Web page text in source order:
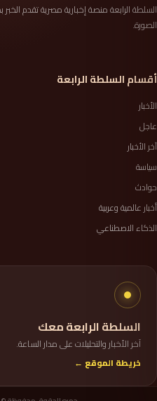
السلطة الرابعة منصة إخبارية مصرية تقدم
الصورة.
أقسام السلطة الرابعة
الأخبار
عاجل
آخر الأخبار
سياسة
حوادث
أخبار عالمية وعربية
الذكاء الاصطناعي
السلطة الرابعة معك
آخر الأخبار والتحليلات على مدار الساعة.
خريطة الموقع ←